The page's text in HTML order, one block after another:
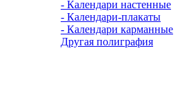
- Календари настенные
- Календари-плакаты
- Календари карманные
Другая полиграфия